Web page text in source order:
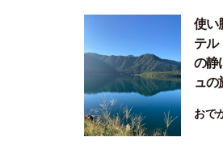
使い
テル
の静
ュの
おで